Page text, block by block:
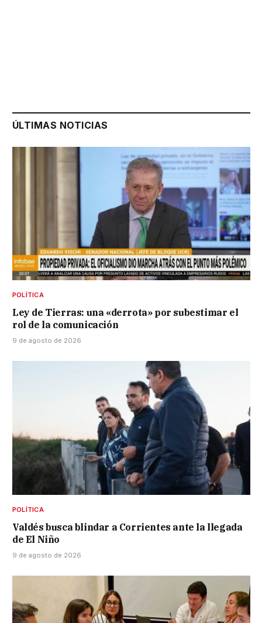
ÚLTIMAS NOTICIAS
POLÍTICA
Ley de Tierras: una «derrota» por subestimar el
rol de la comunicación
9 de agosto de 2026
POLÍTICA
Valdés busca blindar a Corrientes ante la llegada
de El Niño
9 de agosto de 2026